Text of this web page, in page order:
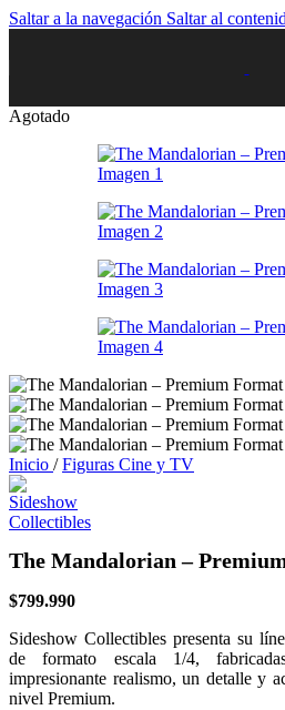
Saltar a la navegación Saltar al
Agotado
Inicio / Figuras Cine y TV
The Mandalorian –
$799.990
Sideshow Collectibles presenta su
de formato escala 1/4,
impresionante realismo, un detalle y
nivel Premium.